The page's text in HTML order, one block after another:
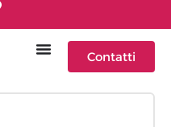
Contatti